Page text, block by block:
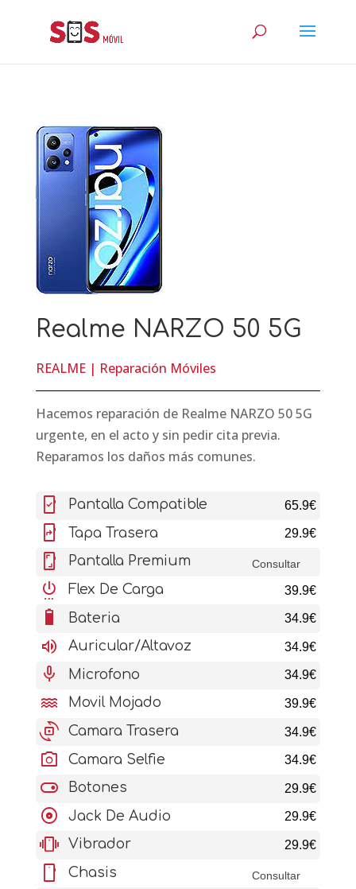
Realme NARZO 50 5G
REALME| Reparación Móviles
Hacemos reparación de Realme NARZO 50 5G
urgente, en el acto y sin pedir cita previa.
Reparamos los daños más comunes.
mobile_friendly Pantalla Compatible 65.9€
mobile_screen_share Tapa Trasera 29.9€
screenshot Pantalla Premium Consultar
settings_power Flex De Carga 39.9€
battery_6_bar Bateria 34.9€
volume_up Auricular/Altavoz 34.9€
mic Microfono 34.9€
water Movil Mojado 39.9€
cameraswitch Camara Trasera 34.9€
photo_camera Camara Selfie 34.9€
toggle_on Botones 29.9€
album Jack De Audio 29.9€
vibration Vibrador 29.9€
stay_current_portrait Chasis Consultar